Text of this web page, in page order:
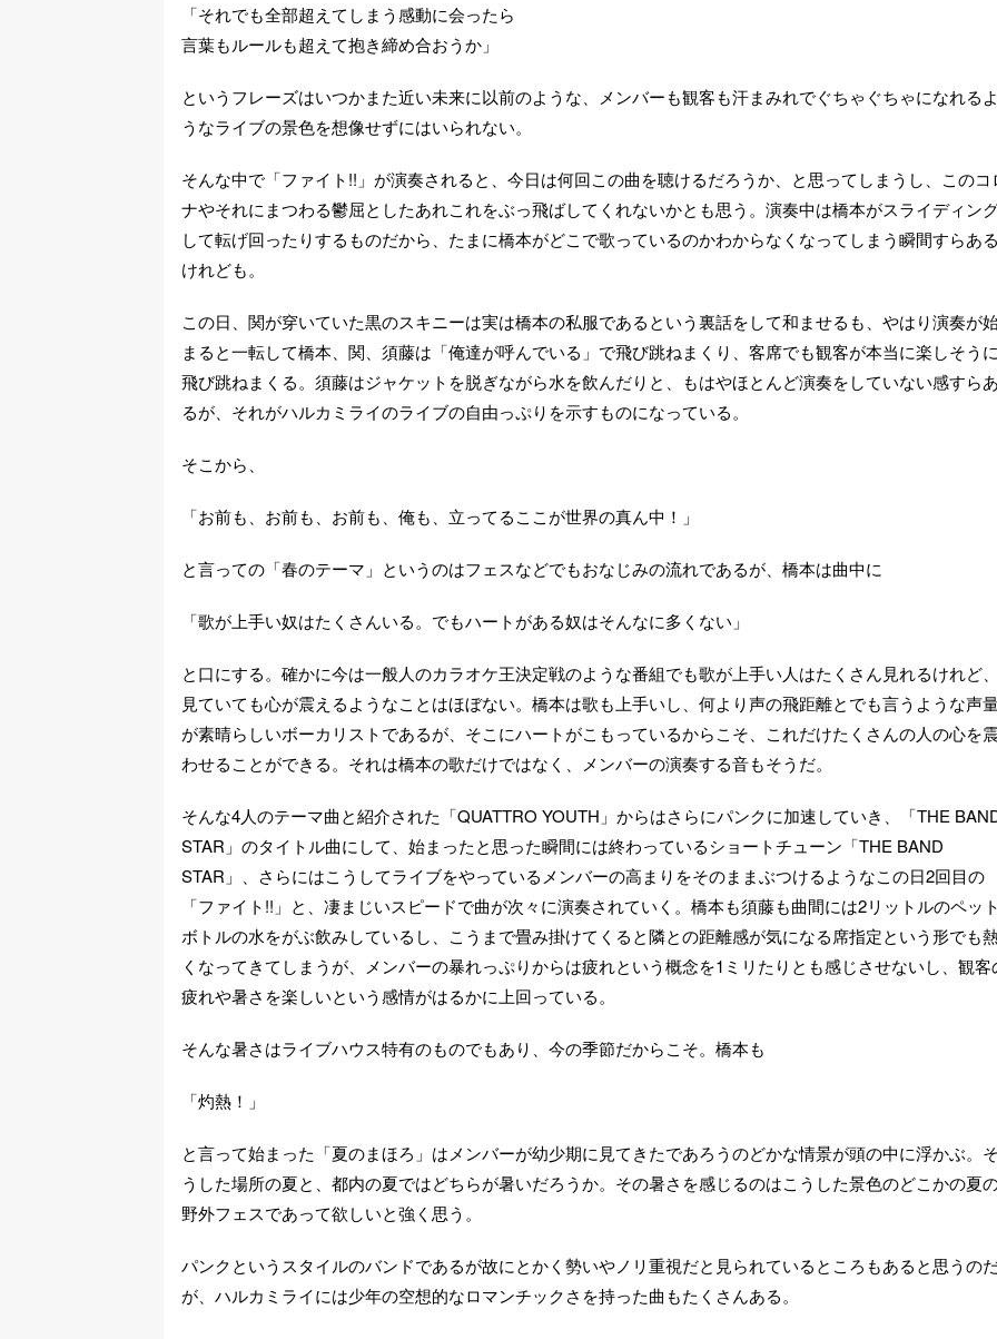
「それでも全部超えてしまう感動に会ったら
言葉もルールも超えて抱き締め合おうか」
というフレーズはいつかまた近い未来に以前のような、メンバーも観客も汗まみれでぐちゃぐちゃになれるよ
うなライブの景色を想像せずにはいられない。
そんな中で「ファイト!!」が演奏されると、今日は何回この曲を聴けるだろうか、と思ってしまうし、このコ
ナやそれにまつわる鬱屈としたあれこれをぶっ飛ばしてくれないかとも思う。演奏中は橋本がスライディン
して転げ回ったりするものだから、たまに橋本がどこで歌っているのかわからなくなってしまう瞬間すらある
けれども。
この日、関が穿いていた黒のスキニーは実は橋本の私服であるという裏話をして和ませるも、やはり演奏が
まると一転して橋本、関、須藤は「俺達が呼んでいる」で飛び跳ねまくり、客席でも観客が本当に楽しそうに
飛び跳ねまくる。須藤はジャケットを脱ぎながら水を飲んだりと、もはやほとんど演奏をしていない感すらあ
るが、それがハルカミライのライブの自由っぷりを示すものになっている。
そこから、
「お前も、お前も、お前も、俺も、立ってるここが世界の真ん中！」
と言っての「春のテーマ」というのはフェスなどでもおなじみの流れであるが、橋本は曲中に
「歌が上手い奴はたくさんいる。でもハートがある奴はそんなに多くない」
と口にする。確かに今は一般人のカラオケ王決定戦のような番組でも歌が上手い人はたくさん見れるけれど、
見ていても心が震えるようなことはほぼない。橋本は歌も上手いし、何より声の飛距離とでも言うような声
が素晴らしいボーカリストであるが、そこにハートがこもっているからこそ、これだけたくさんの人の心を
わせることができる。それは橋本の歌だけではなく、メンバーの演奏する音もそうだ。
そんな4人のテーマ曲と紹介された「QUATTRO YOUTH」からはさらにパンクに加速していき、「THE
STAR」のタイトル曲にして、始まったと思った瞬間には終わっているショートチューン「THE BAND
STAR」、さらにはこうしてライブをやっているメンバーの高まりをそのままぶつけるようなこの日2回目の
「ファイト!!」と、凄まじいスピードで曲が次々に演奏されていく。橋本も須藤も曲間には2リットルのペット
ボトルの水をがぶ飲みしているし、こうまで畳み掛けてくると隣との距離感が気になる席指定という形でも
くなってきてしまうが、メンバーの暴れっぷりからは疲れという概念を1ミリたりとも感じさせないし、観客
疲れや暑さを楽しいという感情がはるかに上回っている。
そんな暑さはライブハウス特有のものでもあり、今の季節だからこそ。橋本も
「灼熱！」
と言って始まった「夏のまほろ」はメンバーが幼少期に見てきたであろうのどかな情景が頭の中に浮かぶ。そ
うした場所の夏と、都内の夏ではどちらが暑いだろうか。その暑さを感じるのはこうした景色のどこかの夏
野外フェスであって欲しいと強く思う。
パンクというスタイルのバンドであるが故にとかく勢いやノリ重視だと見られているところもあると思うの
が、ハルカミライには少年の空想的なロマンチックさを持った曲もたくさんある。